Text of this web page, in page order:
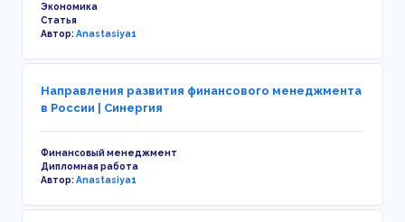
Экономика
Статья
Автор:Anastasiya1
Направления развития финансового менеджмента
в России | Синергия
Финансовый менеджмент
Дипломная работа
Автор:Anastasiya1